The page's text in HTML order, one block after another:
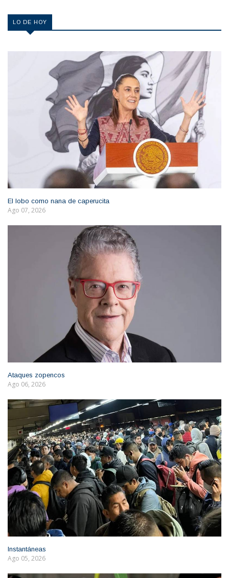
LO DE HOY
El lobo como nana de caperucita
Ago 07, 2026
Ataques zopencos
Ago 06, 2026
Instantáneas
Ago 05, 2026